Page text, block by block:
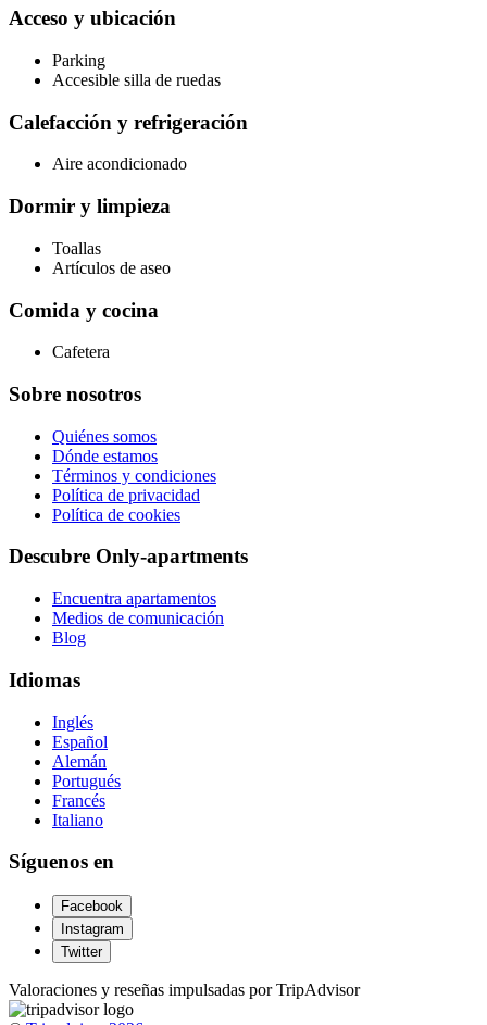
Acceso y ubicación
Parking
Accesible silla de ruedas
Calefacción y refrigeración
Aire acondicionado
Dormir y limpieza
Toallas
Artículos de aseo
Comida y cocina
Cafetera
Sobre nosotros
Quiénes somos
Dónde estamos
Términos y condiciones
Política de privacidad
Política de cookies
Descubre Only-apartments
Encuentra apartamentos
Medios de comunicación
Blog
Idiomas
Inglés
Español
Alemán
Portugués
Francés
Italiano
Síguenos en
Facebook
Instagram
Twitter
Valoraciones y reseñas impulsadas por TripAdvisor